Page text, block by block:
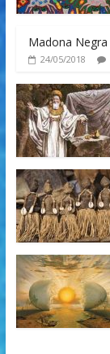
Madona Negra
24/05/2018